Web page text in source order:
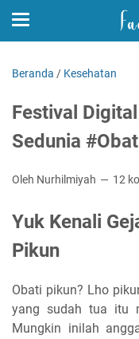
Beranda / Kesehatan
Festival
Sedunia
Oleh Nurhilmiyah 12
Yuk Kenali
Pikun
Obati pikun? Lho
yang sudah tua itu
Mungkin inilah